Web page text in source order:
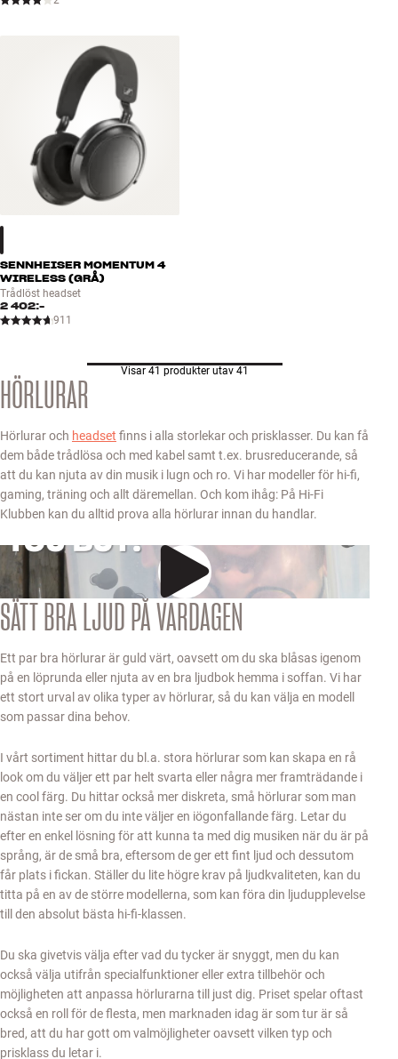
SENNHEISER MOMENTUM 4
WIRELESS (GRÅ)
Trådlöst headset
2 402:-
911
Visar 41 produkter utav 41
HÖRLURAR
Hörlurar och headset finns i alla storlekar och prisklasser. Du kan få
dem både trådlösa och med kabel samt t.ex. brusreducerande, så
att du kan njuta av din musik i lugn och ro. Vi har modeller för hi-fi,
gaming, träning och allt däremellan. Och kom ihåg: På Hi-Fi
Klubben kan du alltid prova alla hörlurar innan du handlar.
SÄTT BRA LJUD PÅ VARDAGEN
Ett par bra hörlurar är guld värt, oavsett om du ska blåsas igenom
på en löprunda eller njuta av en bra ljudbok hemma i soffan. Vi har
ett stort urval av olika typer av hörlurar, så du kan välja en modell
som passar dina behov.
I vårt sortiment hittar du bl.a. stora hörlurar som kan skapa en rå
look om du väljer ett par helt svarta eller några mer framträdande i
en cool färg. Du hittar också mer diskreta, små hörlurar som man
nästan inte ser om du inte väljer en iögonfallande färg. Letar du
efter en enkel lösning för att kunna ta med dig musiken när du är på
språng, är de små bra, eftersom de ger ett fint ljud och dessutom
får plats i fickan. Ställer du lite högre krav på ljudkvaliteten, kan du
titta på en av de större modellerna, som kan föra din ljudupplevelse
till den absolut bästa hi-fi-klassen.
Du ska givetvis välja efter vad du tycker är snyggt, men du kan
också välja utifrån specialfunktioner eller extra tillbehör och
möjligheten att anpassa hörlurarna till just dig. Priset spelar oftast
också en roll för de flesta, men marknaden idag är som tur är så
bred, att du har gott om valmöjligheter oavsett vilken typ och
prisklass du letar i.